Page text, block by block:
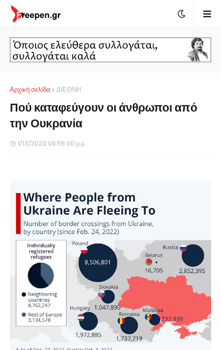
Αρχική σελίδα ΔΙΕΘΝΗ
Πού καταφεύγουν οι άνθρωποι από
την Ουκρανία
1/13/2023 09:55:00 μ.μ.